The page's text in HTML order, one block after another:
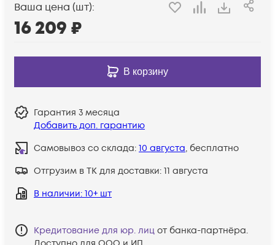
Ваша цена (шт):
16 209 ₽
В корзину
Гарантия 3 месяца
Добавить доп. гарантию
Самовывоз со склада: 10 августа, бесплатно
Отгрузим в ТК для доставки: 11 августа
В наличии: 10+ шт
Кредитование для юр. лиц от банка-партнёра.